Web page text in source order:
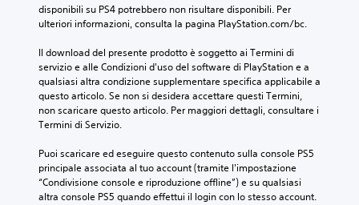
disponibili su PS4 potrebbero non risultare disponibili. Per
ulteriori informazioni, consulta la pagina PlayStation.com/bc.
Il download del presente prodotto è soggetto ai Termini di
servizio e alle Condizioni d'uso del software di PlayStation e a
qualsiasi altra condizione supplementare specifica applicabile a
questo articolo. Se non si desidera accettare questi Termini,
non scaricare questo articolo. Per maggiori dettagli, consultare i
Termini di Servizio.
Puoi scaricare ed eseguire questo contenuto sulla console PS5
principale associata al tuo account (tramite l'impostazione
“Condivisione console e riproduzione offline”) e su qualsiasi
altra console PS5 quando effettui il login con lo stesso account.